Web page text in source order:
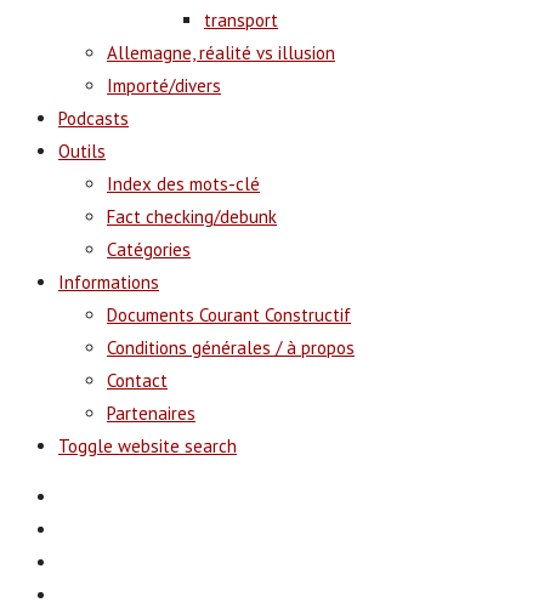
transport
Allemagne, réalité vs illusion
Importé/divers
Podcasts
Outils
Index des mots-clé
Fact checking/debunk
Catégories
Informations
Documents Courant Constructif
Conditions générales / à propos
Contact
Partenaires
Toggle website search